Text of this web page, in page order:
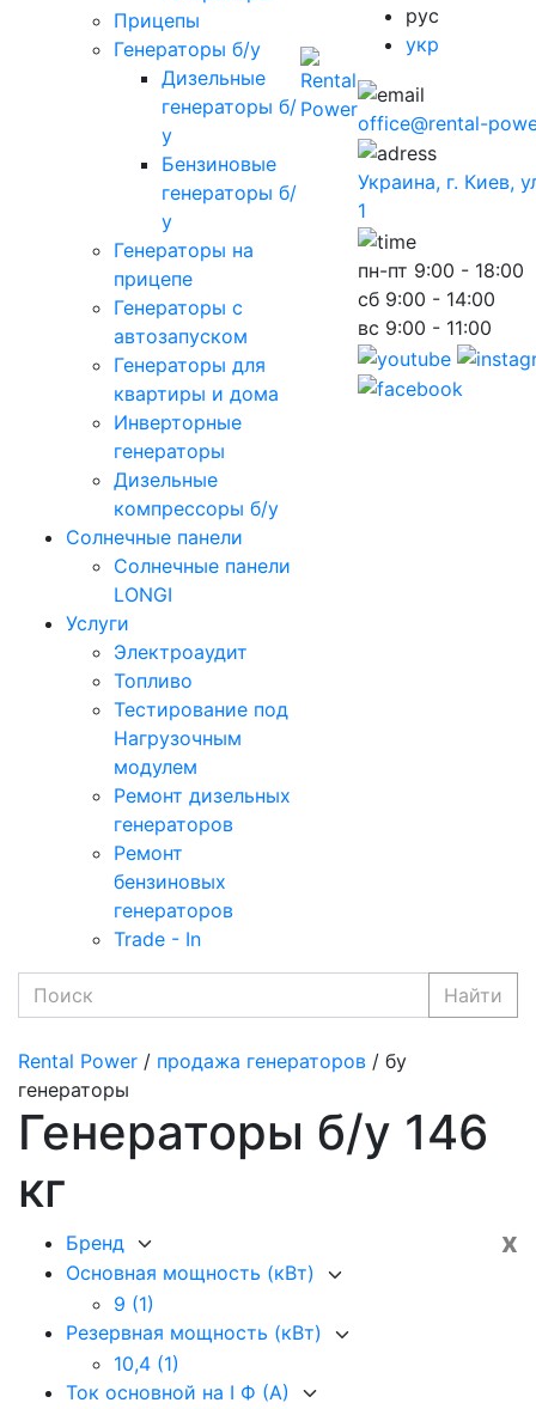
Прицепы
Генераторы б/у
Дизельные
генераторы б/
у
Бензиновые
генераторы б/
у
Генераторы на
прицепе
Генераторы с
автозапуском
Генераторы для
квартиры и дома
Инверторные
генераторы
Дизельные
компрессоры б/у
Солнечные панели
Солнечные панели
LONGI
Услуги
Электроаудит
Топливо
Тестирование под
Нагрузочным
модулем
Ремонт дизельных
генераторов
Ремонт
бензиновых
генераторов
Trade - In
рус
укр
office@rental-
Украина, г. Киев,
1
пн-пт 9:00 - 18:00
сб 9:00 - 14:00
вс 9:00 - 11:00
Найти
Rental Power / продажа генераторов / бу
генераторы
Генераторы б/у 146
кг
x
Бренд
Основная мощность (кВт)
9 (1)
Резервная мощность (кВт)
10,4 (1)
Ток основной на I Ф (А)